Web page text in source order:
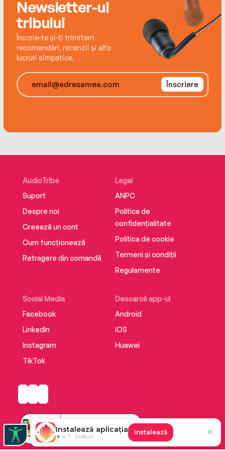
Newsletter-ul
tribului
Înscrie-te și-ți trimitem
recomandări, recenzii și alte
lucruri simpatice.
Înscriere
AudioTribe
Suport
Despre noi
Creează un cont
Cum funcționează
Retragere din comandă
Social Media
Facebook
LinkedIn
Instagram
TikTok
Descarcă app-ul
Android
iOS
Huawei
Legal
ANPC
Politica de
confidențialitate
Politica de cookie
Termeni și condiții
Regulamente
Instalează aplicația
★ 4.7 · Gratuit
Instalează ✕